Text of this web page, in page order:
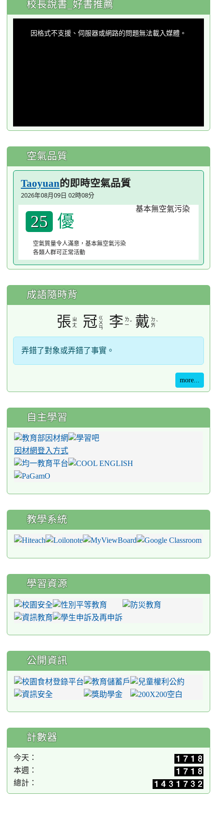
校長說書_好書推薦
因格式不支援、伺服器或網路的問題無法載入媒體。
空氣品質
Taoyuan的即時空氣品質
2026年08月09日 02時08分
25 優
空氣質量令人滿意，基本無空氣污染
各類人群可正常活動
成語隨時背
張 ㄓ
ㄤ
冠 ㄍ
ㄨ
ㄢ
李 ㄌ
ㄧˇ 戴 ㄉ
ㄞˋ
弄錯了對象或弄錯了事實。
more...
自主學習
因材網登入方式
教學系統
學習資源
公開資訊
計數器
今天：
本週：
總計：